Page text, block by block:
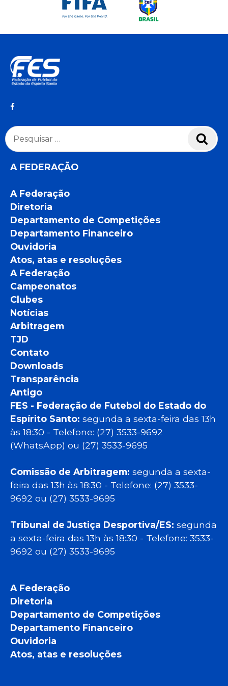
Pesquisar
por:
A FEDERAÇÃO
A Federação
Diretoria
Departamento de Competições
Departamento Financeiro
Ouvidoria
Atos, atas e resoluções
A Federação
Campeonatos
Clubes
Notícias
Arbitragem
TJD
Contato
Downloads
Transparência
Antigo
FES - Federação de Futebol do Estado do
Espírito Santo: segunda a sexta-feira das 13h
às 18:30 - Telefone: (27) 3533-9692
(WhatsApp) ou (27) 3533-9695
Comissão de Arbitragem: segunda a sexta-
feira das 13h às 18:30 - Telefone: (27) 3533-
9692 ou (27) 3533-9695
Tribunal de Justiça Desportiva/ES: segunda
a sexta-feira das 13h às 18:30 - Telefone: 3533-
9692 ou (27) 3533-9695
A Federação
Diretoria
Departamento de Competições
Departamento Financeiro
Ouvidoria
Atos, atas e resoluções